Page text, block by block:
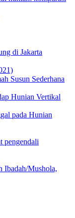
di Jakarta
Susun Sederhana
Hunian Vertikal
pada Hunian
pengendali
Ibadah/Mushola,